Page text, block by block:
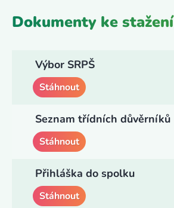
Dokumenty ke stažení
Výbor SRPŠ
Stáhnout
Seznam třídních důvěrníků
Stáhnout
Přihláška do spolku
Stáhnout